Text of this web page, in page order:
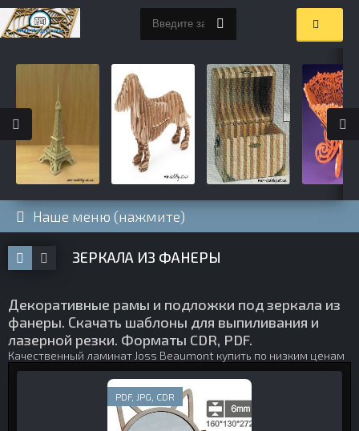
Наше меню (нажмите)
ЗЕРКАЛА ИЗ ФАНЕРЫ
Декоративные рамы и подложки под зеркала из
фанеры. Скачать шаблоны для выпиливания и
лазерной резки. Форматы CDR, PDF.
Качественный ламинат Joss Beaumont купить по низким ценам
PDF, JPG, CDR